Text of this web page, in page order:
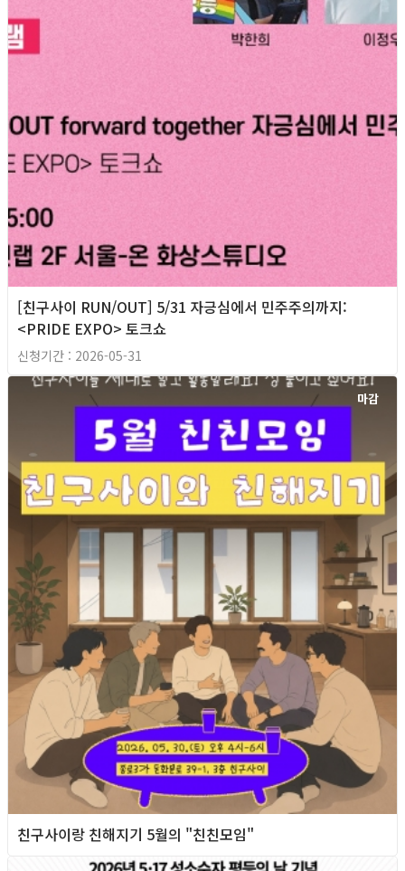
[친구사이 RUN/OUT] 5/31 자긍심에서 민주주의까지:
<PRIDE EXPO> 토크쇼
신청기간 : 2026-05-31
마감
친구사이랑 친해지기 5월의 "친친모임"